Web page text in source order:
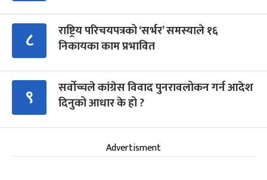
८
राष्ट्रिय परिचयपत्रको ‘सर्भर’ समस्याले १६
निकायका काम प्रभावित
९
सर्वोच्चले कांग्रेस विवाद पुनरावलोकन गर्न आदेश
दिनुको आधार के हो ?
Advertisment